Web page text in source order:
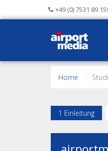
+49 (0) 7531 89
Home
1 Einleitung